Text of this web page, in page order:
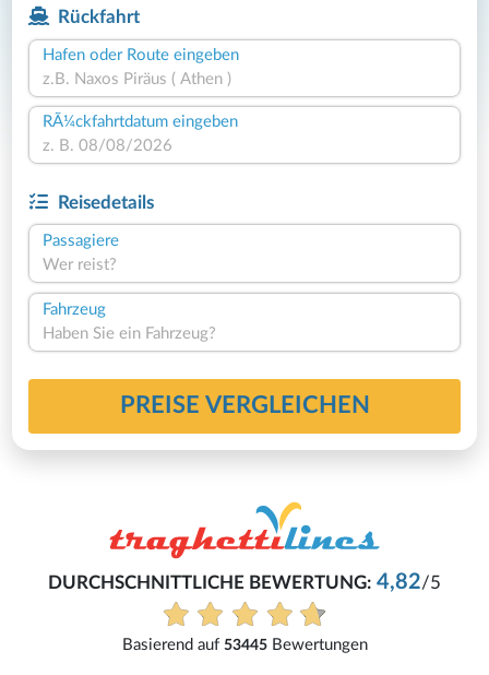
Rückfahrt
Hafen oder Route eingeben
RÃ¼ckfahrtdatum eingeben
Reisedetails
Passagiere
Wer reist?
Fahrzeug
Haben Sie ein Fahrzeug?
PREISE VERGLEICHEN
DURCHSCHNITTLICHE BEWERTUNG:4,82/5
Basierend auf53445Bewertungen